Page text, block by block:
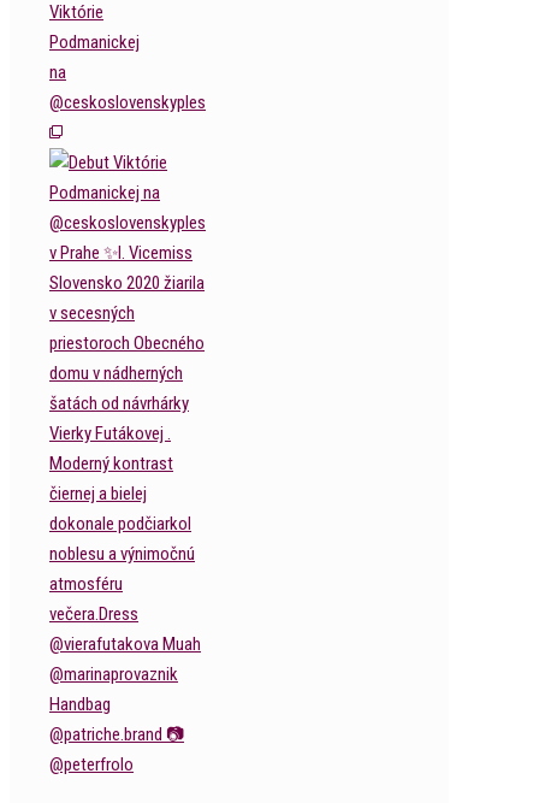
Viktórie
Podmanickej
na
@ceskoslovenskyples